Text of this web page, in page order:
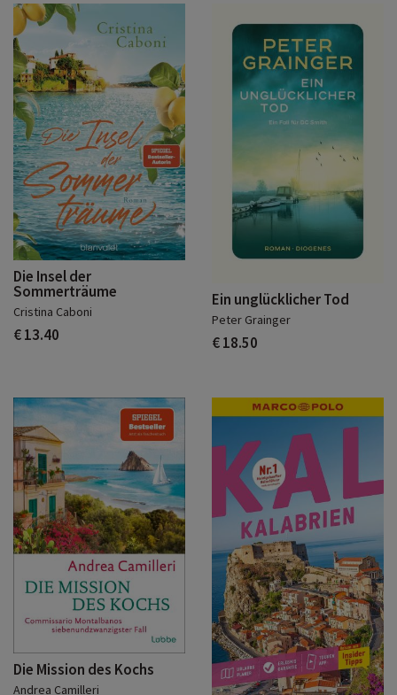
Die Insel der
Sommerträume
Cristina Caboni
€ 13.40
Ein unglücklicher Tod
Peter Grainger
€ 18.50
Die Mission des Kochs
Andrea Camilleri